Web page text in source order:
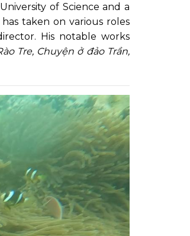
of Science and a
taken on various roles
His notable works
Tre, Chuyện ở đảo Trần,